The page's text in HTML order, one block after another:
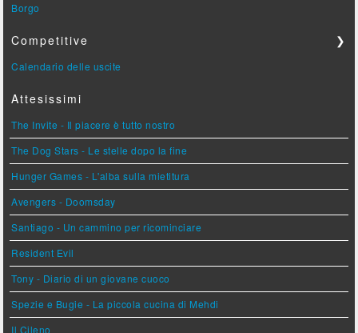
Borgo
Competitive ❯
Calendario delle uscite
Attesissimi
The Invite - Il piacere è tutto nostro
The Dog Stars - Le stelle dopo la fine
Hunger Games - L'alba sulla mietitura
Avengers - Doomsday
Santiago - Un cammino per ricominciare
Resident Evil
Tony - Diario di un giovane cuoco
Spezie e Bugie - La piccola cucina di Mehdi
Il Cileno